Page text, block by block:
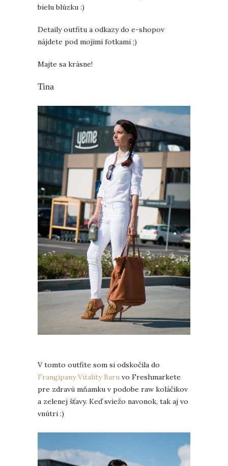
bielu blúzku :)
Detaily outfitu a odkazy do e-shopov
nájdete pod mojimi fotkami ;)
Majte sa krásne!
Tina
V tomto outfite som si odskočila do
Frangipany Vitality Baru vo Freshmarkete
pre zdravú mňamku v podobe raw koláčikov
a zelenej šťavy. Keď sviežo navonok, tak aj vo
vnútri :)